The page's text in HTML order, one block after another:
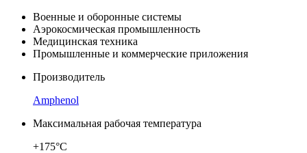
Военные и оборонные системы
Аэрокосмическая промышленность
Медицинская техника
Промышленные и коммерческие приложения
Производитель
Amphenol
Максимальная рабочая температура
+175°C